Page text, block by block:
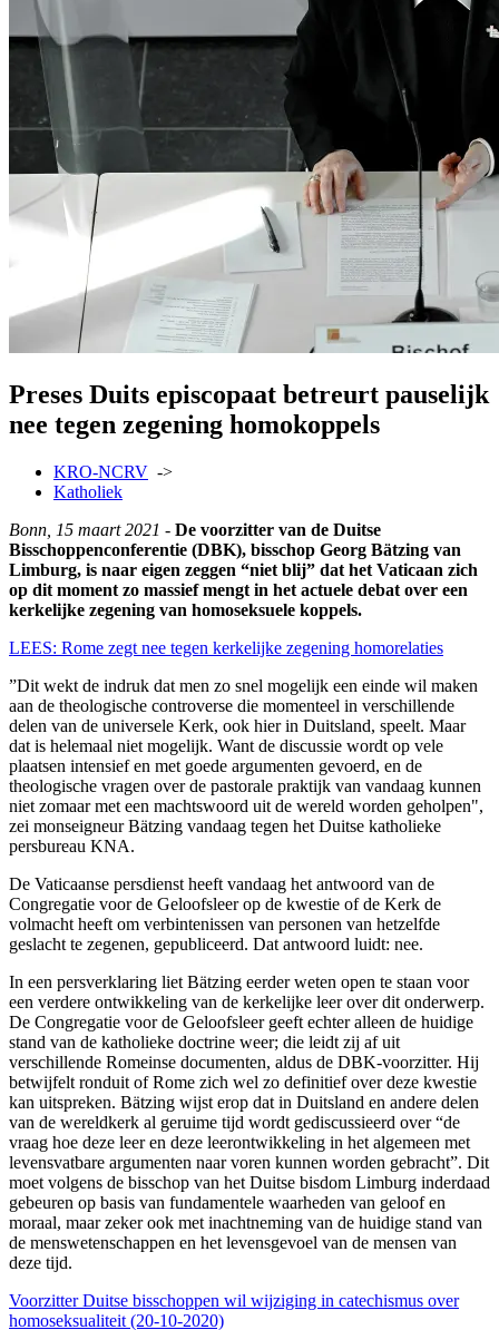
Preses Duits episcopaat betreurt pauselijk
nee tegen zegening homokoppels
KRO-NCRV ->
Katholiek
Bonn, 15 maart 2021 - De voorzitter van de Duitse
Bisschoppenconferentie (DBK), bisschop Georg Bätzing van
Limburg, is naar eigen zeggen “niet blij” dat het Vaticaan zich
op dit moment zo massief mengt in het actuele debat over een
kerkelijke zegening van homoseksuele koppels.
LEES: Rome zegt nee tegen kerkelijke zegening homorelaties
”Dit wekt de indruk dat men zo snel mogelijk een einde wil maken
aan de theologische controverse die momenteel in verschillende
delen van de universele Kerk, ook hier in Duitsland, speelt. Maar
dat is helemaal niet mogelijk. Want de discussie wordt op vele
plaatsen intensief en met goede argumenten gevoerd, en de
theologische vragen over de pastorale praktijk van vandaag kunnen
niet zomaar met een machtswoord uit de wereld worden geholpen",
zei monseigneur Bätzing vandaag tegen het Duitse katholieke
persbureau KNA.
De Vaticaanse persdienst heeft vandaag het antwoord van de
Congregatie voor de Geloofsleer op de kwestie of de Kerk de
volmacht heeft om verbintenissen van personen van hetzelfde
geslacht te zegenen, gepubliceerd. Dat antwoord luidt: nee.
In een persverklaring liet Bätzing eerder weten open te staan voor
een verdere ontwikkeling van de kerkelijke leer over dit onderwerp.
De Congregatie voor de Geloofsleer geeft echter alleen de huidige
stand van de katholieke doctrine weer; die leidt zij af uit
verschillende Romeinse documenten, aldus de DBK-voorzitter. Hij
betwijfelt ronduit of Rome zich wel zo definitief over deze kwestie
kan uitspreken. Bätzing wijst erop dat in Duitsland en andere delen
van de wereldkerk al geruime tijd wordt gediscussieerd over “de
vraag hoe deze leer en deze leerontwikkeling in het algemeen met
levensvatbare argumenten naar voren kunnen worden gebracht”. Dit
moet volgens de bisschop van het Duitse bisdom Limburg inderdaad
gebeuren op basis van fundamentele waarheden van geloof en
moraal, maar zeker ook met inachtneming van de huidige stand van
de menswetenschappen en het levensgevoel van de mensen van
deze tijd.
Voorzitter Duitse bisschoppen wil wijziging in catechismus over
homoseksualiteit (20-10-2020)